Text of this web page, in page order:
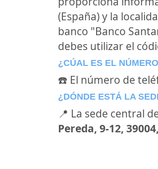
(España) y la
banco "Banco
debes utilizar el
¿CÚAL ES EL
☎️ El número de
¿DÓNDE ESTÁ LA
📍 La sede central
Pereda, 9-12,